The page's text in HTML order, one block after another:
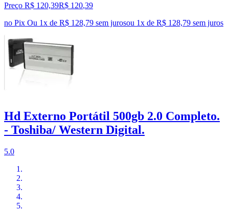
Preço R$ 120,39R$ 120,39
no Pix Ou 1x de R$ 128,79 sem jurosou 1x de R$ 128,79 sem juros
Hd Externo Portátil 500gb 2.0 Completo.
- Toshiba/ Western Digital.
5.0